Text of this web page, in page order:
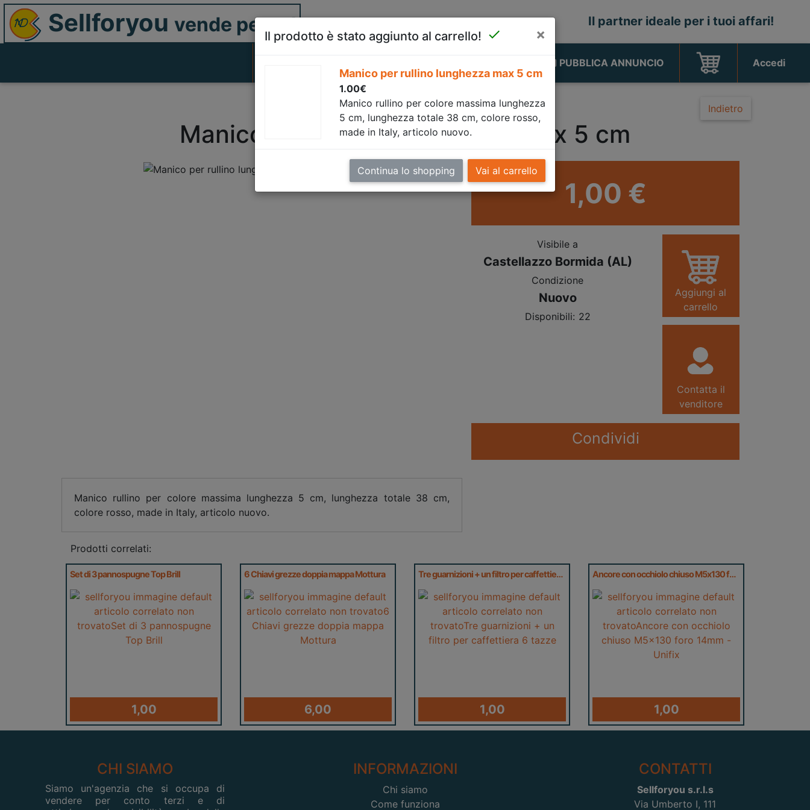
Sellforyou vende per te! Il partner ideale per i tuoi affari!
PUBBLICA ANNUNCIO Accedi
Il prodotto è stato aggiunto al carrello!  ×
Manico per rullino lunghezza max 5 cm
1.00€
Manico rullino per colore massima lunghezza
5 cm, lunghezza totale 38 cm, colore rosso,
made in Italy, articolo nuovo.
Continua lo shopping Vai al carrello
Indietro
Manico per rullino lunghezza max 5 cm
1,00 €
Visibile a
Castellazzo Bormida (AL)
Condizione
Nuovo
Disponibili: 22
Aggiungi al
carrello
Contatta il
venditore
Condividi
Manico rullino per colore massima lunghezza 5 cm, lunghezza totale 38 cm,
colore rosso, made in Italy, articolo nuovo.
Prodotti correlati:
Set di 3 pannospugne Top Brill
1,00
6 Chiavi grezze doppia mappa Mottura
6,00
Tre guarnizioni + un filtro per caffettiera 6 tazze
1,00
Ancore con occhiolo chiuso M5x130 foro 14mm - Unifix
1,00
CHI SIAMO
Siamo un'agenzia che si occupa di
vendere per conto terzi e di
INFORMAZIONI
Chi siamo
Come funziona
CONTATTI
Sellforyou s.r.l.s
Via Umberto I, 111